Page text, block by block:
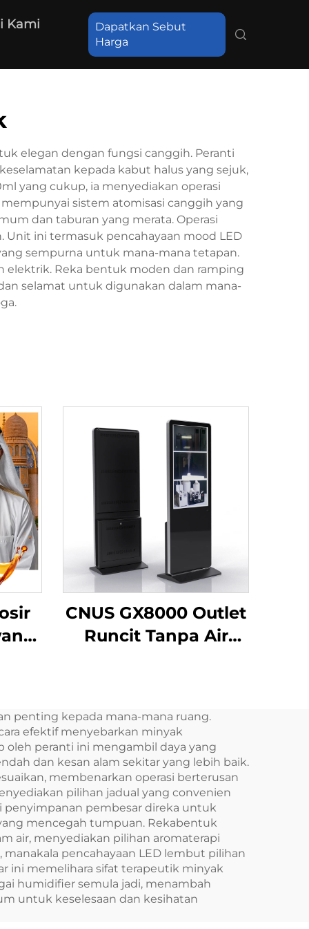
Kami
Dapatkan Sebut
Harga
elegan dengan fungsi canggih. Peranti
kepada kabut halus yang sejuk,
yang cukup, ia menyediakan operasi
sistem atomisasi canggih yang
dan taburan yang merata. Operasi
Unit ini termasuk pencahayaan mood LED
sempurna untuk mana-mana tetapan.
elektrik. Reka bentuk moden dan ramping
selamat untuk digunakan dalam mana-
CNUS GX8000 Outlet
Runcit Tanpa Air
LCD Penampilan
Skrin Sentuh Kios
penting kepada mana-mana ruang.
efektif menyebarkan minyak
oleh peranti ini mengambil daya yang
dan kesan alam sekitar yang lebih baik.
membenarkan operasi berterusan
pilihan jadual yang convenien
penyimpanan pembesar direka untuk
mencegah tumpuan. Rekabentuk
air, menyediakan pilihan aromaterapi
pencahayaan LED lembut pilihan
ini memelihara sifat terapeutik minyak
humidifier semula jadi, menambah
untuk keselesaan dan kesihatan